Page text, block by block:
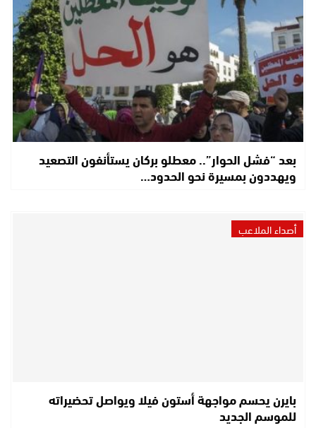
بعد “فشل الحوار”.. معطلو بركان يستأنفون التصعيد
ويهددون بمسيرة نحو الحدود…
أصداء الملاعب
بايرن يحسم مواجهة أستون فيلا ويواصل تحضيراته
للموسم الجديد